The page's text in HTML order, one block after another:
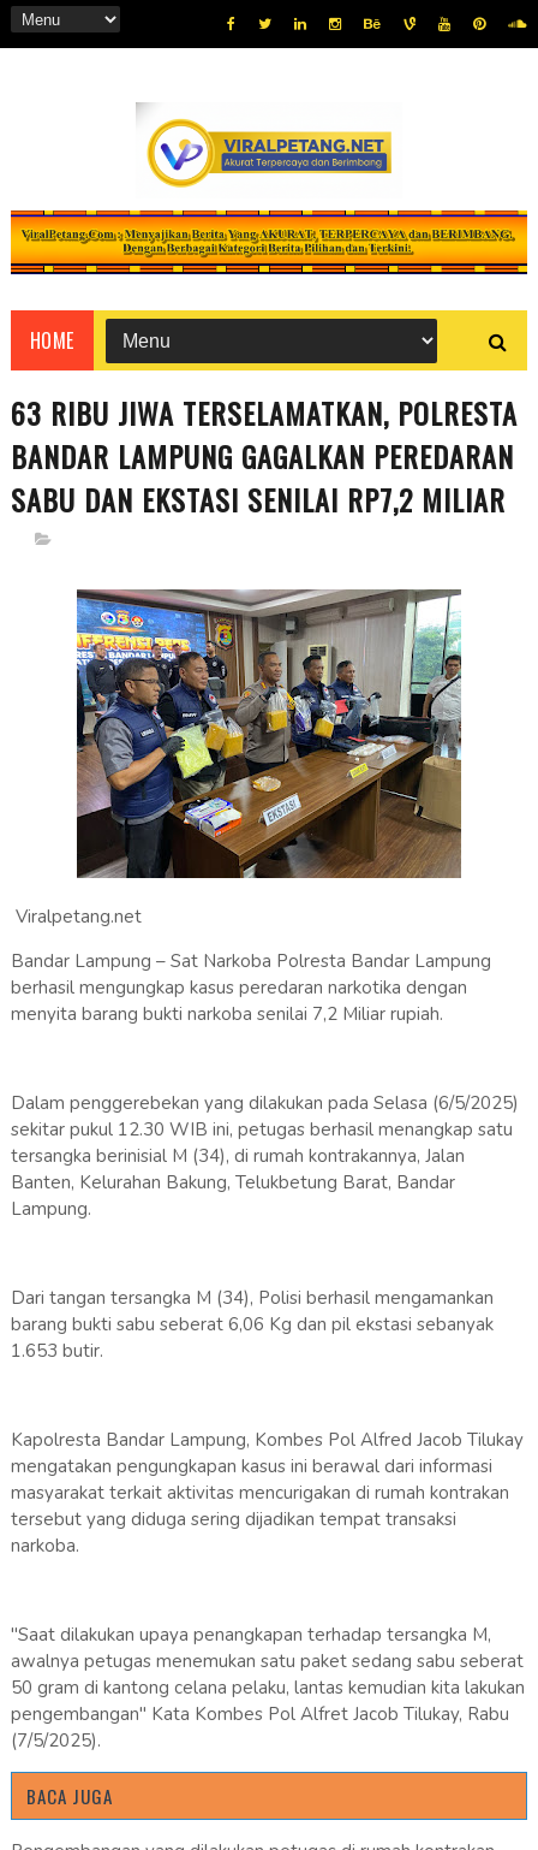
HOME
63 RIBU JIWA TERSELAMATKAN, POLRESTA
BANDAR LAMPUNG GAGALKAN PEREDARAN
SABU DAN EKSTASI SENILAI RP7,2 MILIAR
Viralpetang.net
Bandar Lampung – Sat Narkoba Polresta Bandar Lampung
berhasil mengungkap kasus peredaran narkotika dengan
menyita barang bukti narkoba senilai 7,2 Miliar rupiah.
Dalam penggerebekan yang dilakukan pada Selasa (6/5/2025)
sekitar pukul 12.30 WIB ini, petugas berhasil menangkap satu
tersangka berinisial M (34), di rumah kontrakannya, Jalan
Banten, Kelurahan Bakung, Telukbetung Barat, Bandar
Lampung.
Dari tangan tersangka M (34), Polisi berhasil mengamankan
barang bukti sabu seberat 6,06 Kg dan pil ekstasi sebanyak
1.653 butir.
Kapolresta Bandar Lampung, Kombes Pol Alfred Jacob Tilukay
mengatakan pengungkapan kasus ini berawal dari informasi
masyarakat terkait aktivitas mencurigakan di rumah kontrakan
tersebut yang diduga sering dijadikan tempat transaksi
narkoba.
"Saat dilakukan upaya penangkapan terhadap tersangka M,
awalnya petugas menemukan satu paket sedang sabu seberat
50 gram di kantong celana pelaku, lantas kemudian kita lakukan
pengembangan" Kata Kombes Pol Alfret Jacob Tilukay, Rabu
(7/5/2025).
BACA JUGA